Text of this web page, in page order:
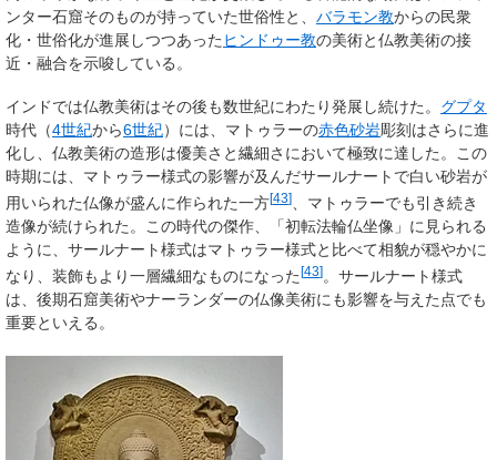
ンター石窟そのものが持っていた世俗性と、 バラモン教からの民衆
化・世俗化が進展しつつあった ヒンドゥー教の美術と仏教美術の接
近・融合を示唆している。
インドでは仏教美術はその後も数世紀にわたり発展し続けた。 グプタ
時代（4世紀から6世紀）には、マトゥラーの赤色砂岩彫刻はさらに進
化し、仏教美術の造形は優美さと繊細さにおいて極致に達した。この
時期には、マトゥラー様式の影響が及んだサールナートで白い砂岩が
用いられた仏像が盛んに作られた一方[43]、マトゥラーでも引き続き
造像が続けられた。この時代の傑作、「初転法輪仏坐像」に見られる
ように、サールナート様式はマトゥラー様式と比べて相貌が穏やかに
なり、装飾もより一層繊細なものになった [43]。サールナート様式
は、後期石窟美術やナーランダーの仏像美術にも影響を与えた点でも
重要といえる。